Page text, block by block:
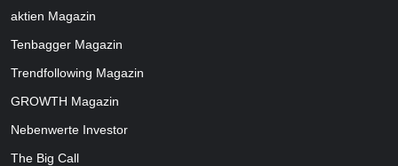
aktien Magazin
Tenbagger Magazin
Trendfollowing Magazin
GROWTH Magazin
Nebenwerte Investor
The Big Call